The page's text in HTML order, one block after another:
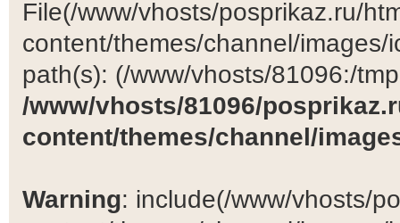
File(/www/vhosts/posprikaz.ru/
content/themes/channel/
path(s): (/www/vhosts/81096:/
/www/vhosts/81096/
content/themes/channel/
Warning: include(/www/vhosts/